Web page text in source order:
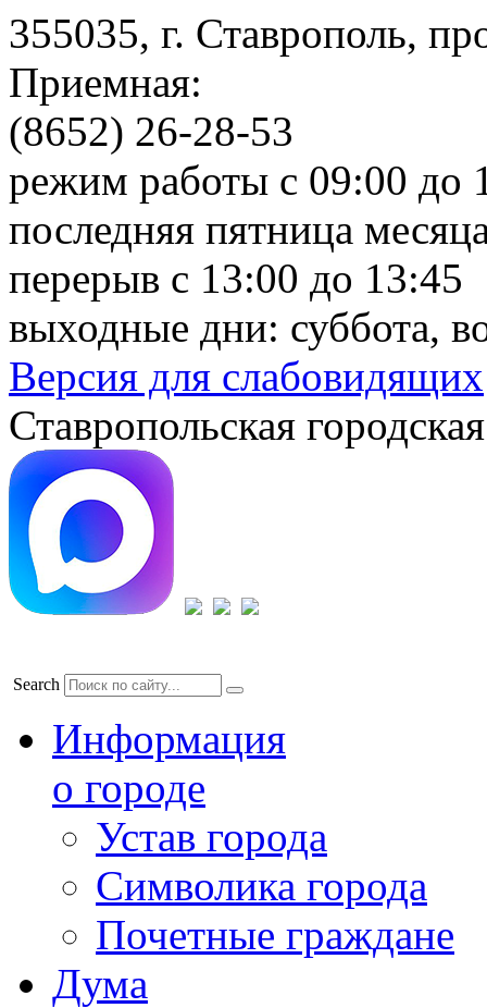
355035, г. Ставрополь,
Приемная:
(8652) 26-28-53
режим работы с 09:00 до
последняя пятница
перерыв с 13:00 до 13:45
выходные дни: суббота,
Версия для слабовидящих
Ставропольская
Search
Информация
о городе
Устав города
Символика города
Почетные граждане
Дума